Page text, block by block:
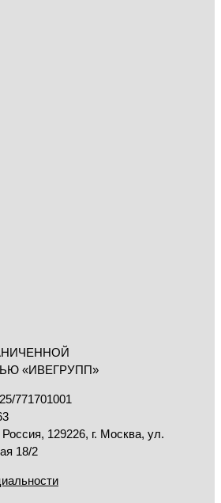
«ИВЕГРУПП»
771701001
129226, г. Москва, ул.
18/2